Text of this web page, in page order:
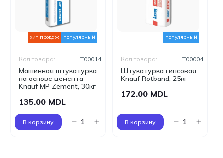
хит продаж популярный
Машинная штукатурка
на основе цемента
Knauf MP Zement, 30кг
Код товара: T00014
135.00 MDL
В корзину
популярный
Штукатурка гипсовая
Knauf Rotband, 25кг
Код товара: T00004
172.00 MDL
В корзину